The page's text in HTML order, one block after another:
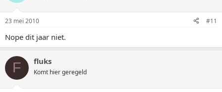
23 mei 2010 #11
Nope dit jaar niet.
F fluks
Komt hier geregeld